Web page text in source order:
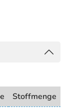
Stoffmenge